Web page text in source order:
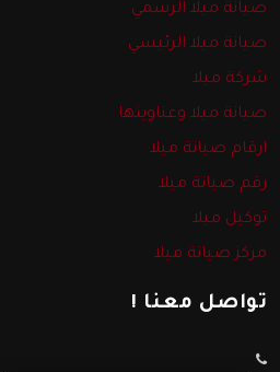
صيانة ميلا الرسمي
صيانة ميلا الرئيسي
شركة ميلا
صيانة ميلا وعناوينها
ارقام صيانة ميلا
رقم صيانة ميلا
توكيل ميلا
مركز صيانة ميلا
تواصل معنا !